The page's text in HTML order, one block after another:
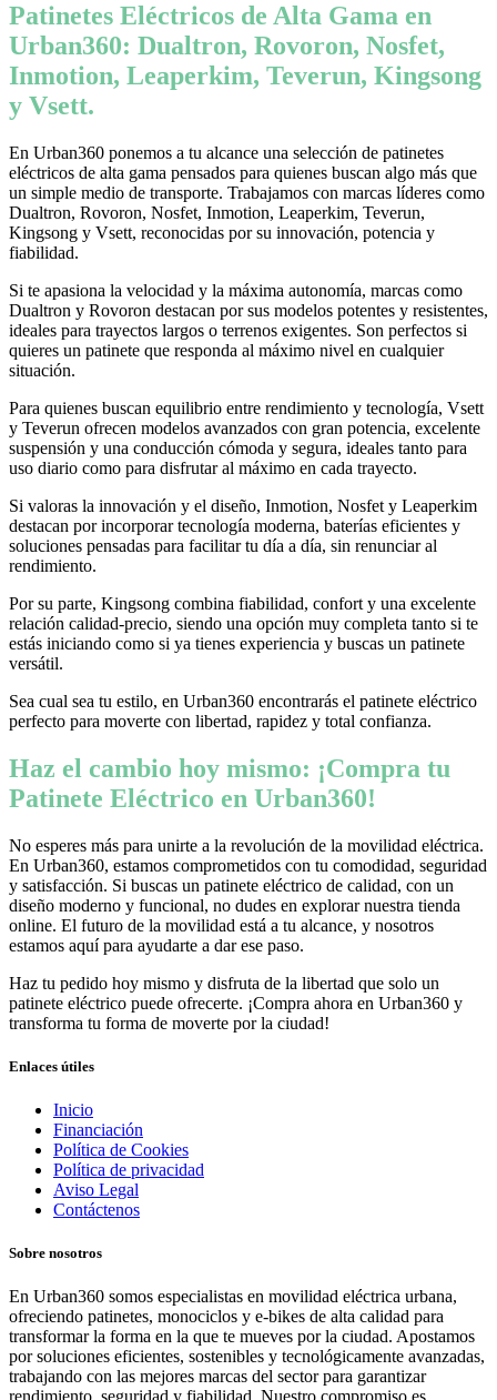
Patinetes Eléctricos de Alta Gama en
Urban360: Dualtron, Rovoron, Nosfet,
Inmotion, Leaperkim, Teverun, Kingsong
y Vsett.
En Urban360 ponemos a tu alcance una selección de patinetes
eléctricos de alta gama pensados para quienes buscan algo más que
un simple medio de transporte. Trabajamos con marcas líderes como
Dualtron, Rovoron, Nosfet, Inmotion, Leaperkim, Teverun,
Kingsong y Vsett, reconocidas por su innovación, potencia y
fiabilidad.
Si te apasiona la velocidad y la máxima autonomía, marcas como
Dualtron y Rovoron destacan por sus modelos potentes y resistentes,
ideales para trayectos largos o terrenos exigentes. Son perfectos si
quieres un patinete que responda al máximo nivel en cualquier
situación.
Para quienes buscan equilibrio entre rendimiento y tecnología, Vsett
y Teverun ofrecen modelos avanzados con gran potencia, excelente
suspensión y una conducción cómoda y segura, ideales tanto para
uso diario como para disfrutar al máximo en cada trayecto.
Si valoras la innovación y el diseño, Inmotion, Nosfet y Leaperkim
destacan por incorporar tecnología moderna, baterías eficientes y
soluciones pensadas para facilitar tu día a día, sin renunciar al
rendimiento.
Por su parte, Kingsong combina fiabilidad, confort y una excelente
relación calidad-precio, siendo una opción muy completa tanto si te
estás iniciando como si ya tienes experiencia y buscas un patinete
versátil.
Sea cual sea tu estilo, en Urban360 encontrarás el patinete eléctrico
perfecto para moverte con libertad, rapidez y total confianza.
Haz el cambio hoy mismo: ¡Compra tu
Patinete Eléctrico en Urban360!
No esperes más para unirte a la revolución de la movilidad eléctrica.
En Urban360, estamos comprometidos con tu comodidad, seguridad
y satisfacción. Si buscas un patinete eléctrico de calidad, con un
diseño moderno y funcional, no dudes en explorar nuestra tienda
online. El futuro de la movilidad está a tu alcance, y nosotros
estamos aquí para ayudarte a dar ese paso.
Haz tu pedido hoy mismo y disfruta de la libertad que solo un
patinete eléctrico puede ofrecerte. ¡Compra ahora en Urban360 y
transforma tu forma de moverte por la ciudad!
Enlaces útiles
Inicio
Financiación
Política de Cookies
Política de privacidad
Aviso Legal
Contáctenos
Sobre nosotros
En Urban360 somos especialistas en movilidad eléctrica urbana,
ofreciendo patinetes, monociclos y e-bikes de alta calidad para
transformar la forma en la que te mueves por la ciudad. Apostamos
por soluciones eficientes, sostenibles y tecnológicamente avanzadas,
trabajando con las mejores marcas del sector para garantizar